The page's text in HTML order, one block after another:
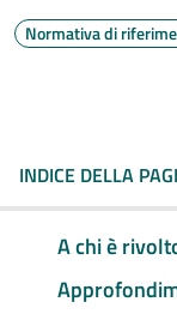
Normativa di
INDICE DELLA
A chi è